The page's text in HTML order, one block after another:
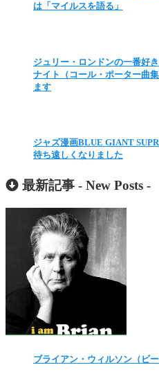
は「マイルスを語る」
ジュリー・ロンドンの一番好
ナイト（コール・ポーター曲
ます
ジャズ漫画BLUE GIANT
待ち遠しくなりました
最新記事 - New Posts -
ブライアン・ウィルソン（ビ